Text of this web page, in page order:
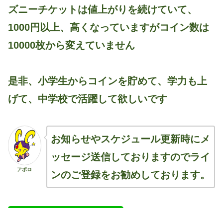
ズニーチケットは値上がりを続けていて、
1000円以上、高くなっていますがコイン数は
10000枚から変えていません
是非、小学生からコインを貯めて、学力も上
げて、中学校で活躍して欲しいです
アポロ
お知らせやスケジュール更新時にメ
ッセージ送信しておりますのでライ
ンのご登録をお勧めしております。